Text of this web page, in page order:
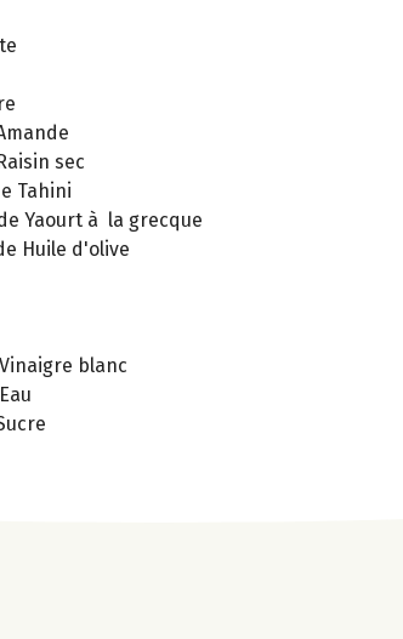
sec
Tahini
Yaourt à la grecque
Huile d'olive
blanc